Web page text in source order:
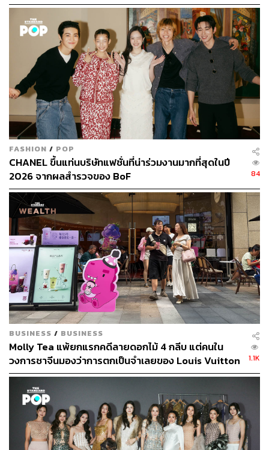
FASHION / POP
CHANEL ขึ้นแท่นบริษัทแฟชั่นที่น่าร่วมงานมากที่สุดในปี
2026 จากผลสำรวจของ BoF
84
BUSINESS / BUSINESS
Molly Tea แพ้ยกแรกคดีลายดอกไม้ 4 กลีบ แต่คนใน
วงการชาจีนมองว่าการตกเป็นจำเลยของ Louis Vuitton
อาจทำให้แบรนด์ได้มากกว่าเสีย
1.1K